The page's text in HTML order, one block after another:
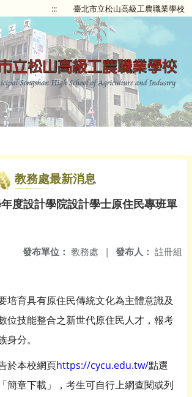
::: 臺北市立松山高級工農職業學校
教務處最新消息
度設計學院設計學士原住民專班單
發布人： 註冊組
發布單位： 教務處 |
培育具有原住民傳統文化為主體意識及
位技能整合之新世代原住民人才，報考
分。
於本校網頁https://cycu.edu.tw/點選
簡章下載」，考生可自行上網查閱或列